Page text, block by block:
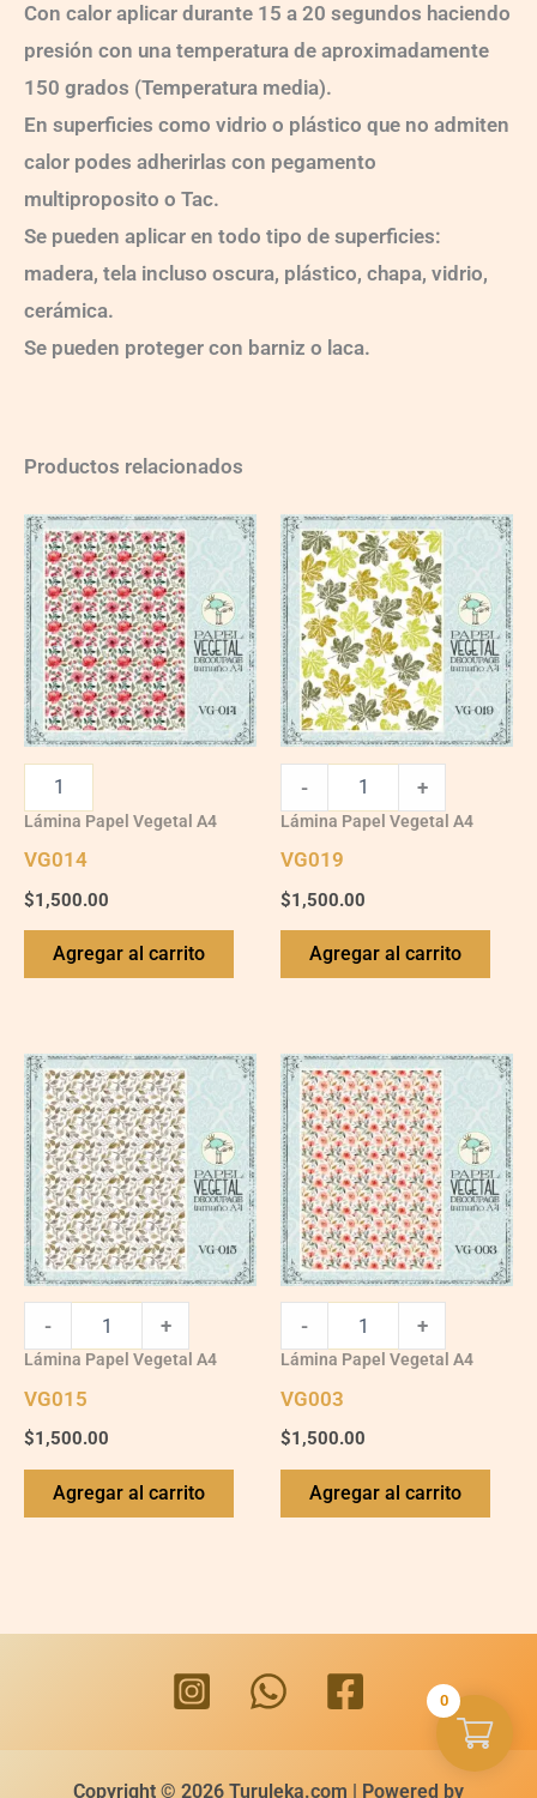
Con calor aplicar durante 15 a 20 segundos haciendo
presión con una temperatura de aproximadamente
150 grados (Temperatura media).
En superficies como vidrio o plástico que no admiten
calor podes adherirlas con pegamento
multiproposito o Tac.
Se pueden aplicar en todo tipo de superficies:
madera, tela incluso oscura, plástico, chapa, vidrio,
cerámica.
Se pueden proteger con barniz o laca.
Productos relacionados
Lámina Papel Vegetal A4
VG014
$1,500.00
Agregar al carrito
VG019
quantity
- +
Lámina Papel Vegetal A4
VG019
$1,500.00
Agregar al carrito
VG015
quantity
- +
Lámina Papel Vegetal A4
VG015
$1,500.00
Agregar al carrito
VG003
quantity
- +
Lámina Papel Vegetal A4
VG003
$1,500.00
Agregar al carrito
Copyright © 2026 Turuleka.com | Powered by
0